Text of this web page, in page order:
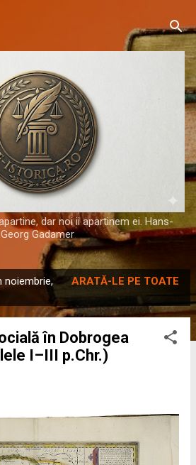
dar noi ii apartinem ei. Hans-
Georg Gadamer
noiembrie,
ARATĂ-LE PE TOATE
în Dobrogea
I–III p.Chr.)